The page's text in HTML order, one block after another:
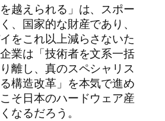
越えられる」は、スポー
、国家的な財産であり、
をこれ以上減らさないた
業は「技術者を文系一括
離し、真のスペシャリス
構造改革」を本気で進め
そ日本のハードウェア産
なるだろう。